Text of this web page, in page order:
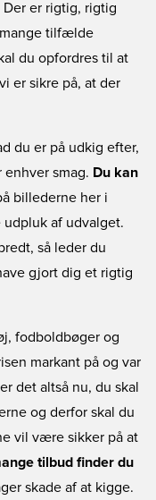
Der er rigtig, rigtig
tilfælde
du opfordres til at
er sikre på, at der
du er på udkig efter,
smag. Du kan
billederne her i
udpluk af udvalget.
så leder du
gjort dig et rigtig
fodboldbøger og
markant på og var
det altså nu, du skal
og derfor skal du
vil være sikker på at
tilbud finder du
skade af at kigge.